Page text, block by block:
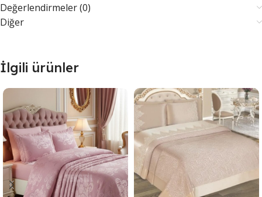
Değerlendirmeler (0)
Diğer
İlgili ürünler